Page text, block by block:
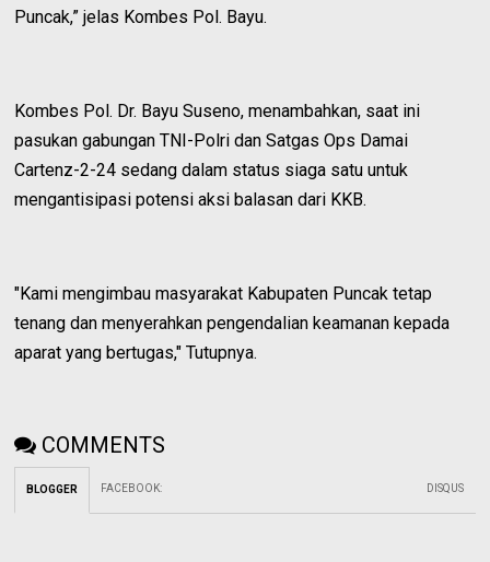
Puncak,” jelas Kombes Pol. Bayu.
Kombes Pol. Dr. Bayu Suseno, menambahkan, saat ini
pasukan gabungan TNI-Polri dan Satgas Ops Damai
Cartenz-2-24 sedang dalam status siaga satu untuk
mengantisipasi potensi aksi balasan dari KKB.
"Kami mengimbau masyarakat Kabupaten Puncak tetap
tenang dan menyerahkan pengendalian keamanan kepada
aparat yang bertugas," Tutupnya.
COMMENTS
BLOGGER FACEBOOK: DISQUS